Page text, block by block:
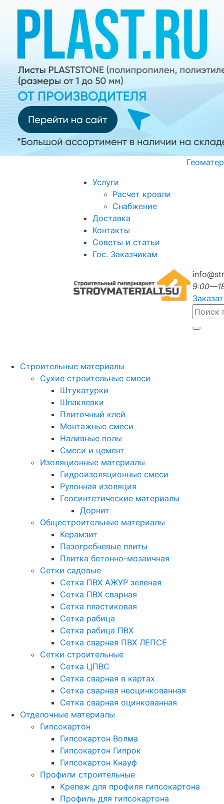
Услуги
Расчет кровли
Снабжение
Доставка
Контакты
Советы и статьи
Гос. Заказчикам
Строительные материалы
Сухие строительные смеси
Штукатурки
Шпаклевки
Плиточный клей
Монтажные смеси
Наливные полы
Смеси и цемент
Изоляционные материалы
Гидроизоляционные смеси
Рулонная изоляция
Геосинтетические материалы
Дорнит
Общестроительные материалы
Керамзит
Пазогребневые плиты
Плитка бетонно-мозаичная
Сетки садовые
Сетка ПВХ АЖУР зеленая
Сетка ПВХ сварная
Сетка пластиковая
Сетка рабица
Сетка рабица ПВХ
Сетка сварная ПВХ ЛЕПСЕ
Сетки строительные
Сетка ЦПВС
Сетка сварная в картах
Сетка сварная неоцинкованная
Сетка сварная оцинкованная
Отделочные материалы
Гипсокартон
Гипсокартон Волма
Гипсокартон Гипрок
Гипсокартон Кнауф
Профили строительные
Крепеж для профиля гипсокартона
Профиль для гипсокартона